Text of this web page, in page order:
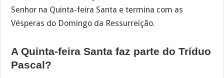
Senhor na Quinta-feira Santa e termina com as
Vésperas do Domingo da Ressurreição.
A Quinta-feira Santa faz parte do Tríduo
Pascal?